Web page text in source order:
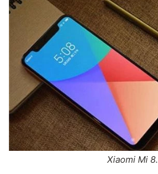
Xiaomi Mi 8.